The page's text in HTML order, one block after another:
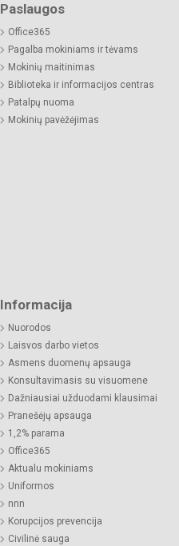
Paslaugos
Office365
Pagalba mokiniams ir tėvams
Mokinių maitinimas
Biblioteka ir informacijos centras
Patalpų nuoma
Mokinių pavėžėjimas
Informacija
Nuorodos
Laisvos darbo vietos
Asmens duomenų apsauga
Konsultavimasis su visuomene
Dažniausiai užduodami klausimai
Pranešėjų apsauga
1,2% parama
Office365
Aktualu mokiniams
Uniformos
nnn
Korupcijos prevencija
Civilinė sauga